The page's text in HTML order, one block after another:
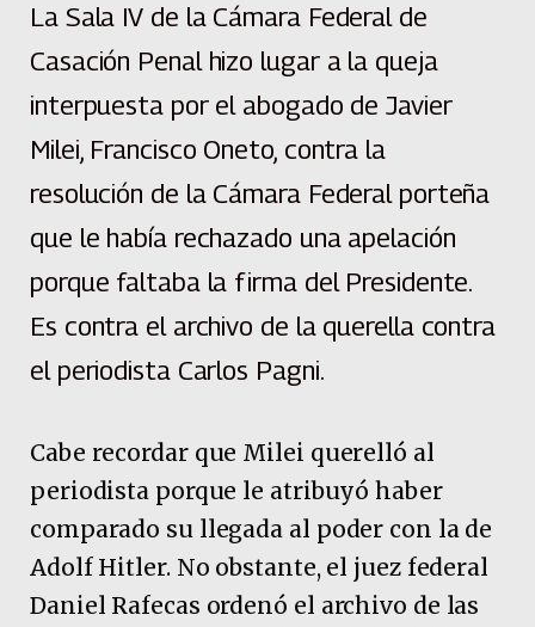
La Sala IV de la Cámara Federal de
Casación Penal hizo lugar a la queja
interpuesta por el abogado de Javier
Milei, Francisco Oneto, contra la
resolución de la Cámara Federal porteña
que le había rechazado una apelación
porque faltaba la firma del Presidente.
Es contra el archivo de la querella contra
el periodista Carlos Pagni.
Cabe recordar que Milei querelló al
periodista porque le atribuyó haber
comparado su llegada al poder con la de
Adolf Hitler. No obstante, el juez federal
Daniel Rafecas ordenó el archivo de las